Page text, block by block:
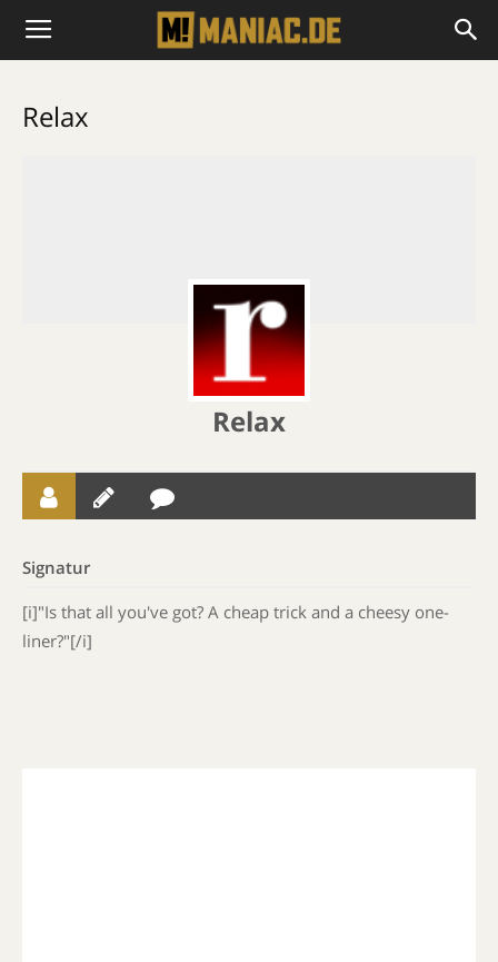
Relax
Relax
Signatur
[i]"Is that all you've got? A cheap trick and a cheesy one-
liner?"[/i]